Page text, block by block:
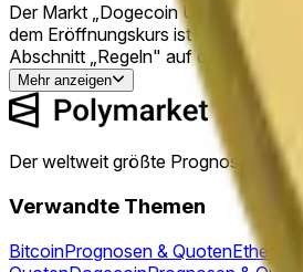
Der Markt „Dogecoin Up or Down -
dem Eröffnungskurs ist – wenn ja,
Abschnitt „Regeln" auf dieser Seite
Mehr anzeigen
Der weltweit größte Prognosemarkt™
Verwandte Themen
BitcoinPrognosen & QuotenEthereum